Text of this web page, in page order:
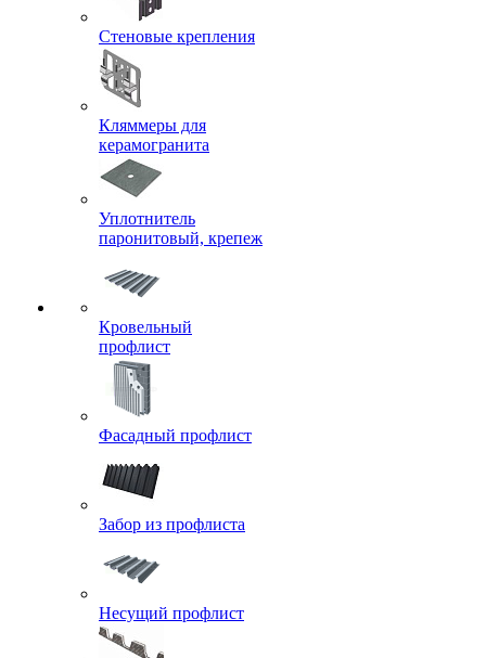
Стеновые крепления
Кляммеры для
керамогранита
Уплотнитель
паронитовый, крепеж
Кровельный
профлист
Фасадный профлист
Забор из профлиста
Несущий профлист